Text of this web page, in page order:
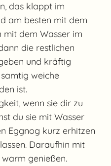
das klappt im
am besten mit dem
mit dem Wasser im
die restlichen
und kräftig
weiche
ist.
wenn sie dir zu
du sie mit Wasser
Eggnog kurz erhitzen
Daraufhin mit
genießen.